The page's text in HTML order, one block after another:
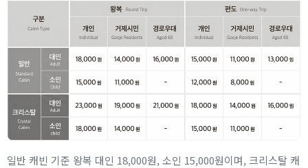
일반 캐빈 기준 왕복 대인 18,000원, 소인 15,000원이며, 크리스탈 캐